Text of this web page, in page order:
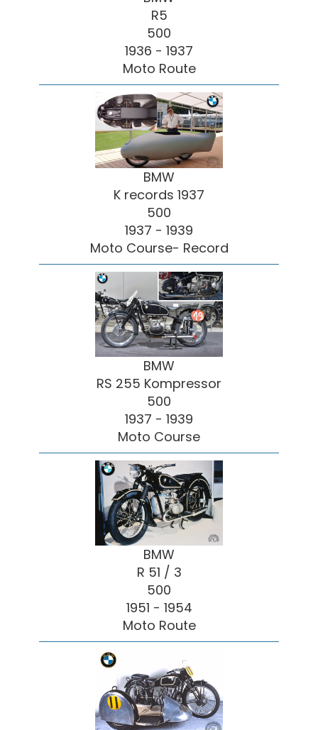
R5
500
1936 - 1937
Moto Route
BMW
K records 1937
500
1937 - 1939
Moto Course- Record
BMW
RS 255 Kompressor
500
1937 - 1939
Moto Course
BMW
R 51 / 3
500
1951 - 1954
Moto Route